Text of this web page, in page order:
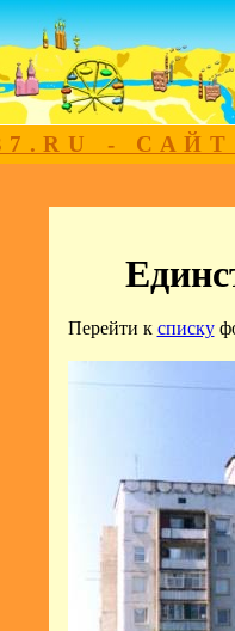
-
Перейти к списку